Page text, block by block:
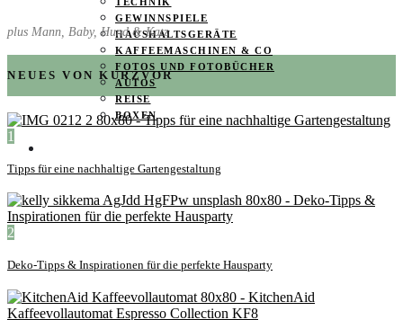
GEWINNSPIELE
HAUSHALTSGERÄTE
KAFFEEMASCHINEN & CO
FOTOS UND FOTOBÜCHER
AUTOS
REISE
BOXEN
plus Mann, Baby, Hund & Katz
NEUES VON KURZVOR
1
Tipps für eine nachhaltige Gartengestaltung
2
Deko-Tipps & Inspirationen für die perfekte Hausparty